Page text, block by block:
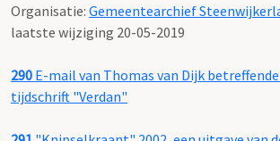
Organisatie: Gemeentearchief
laatste wijziging 20-05-2019
290 E-mail van Thomas van Dijk
tijdschrift "Verdan"